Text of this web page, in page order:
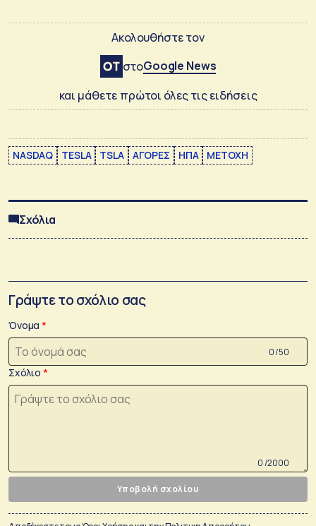
Ακολουθήστε τον
στοGoogle News
και μάθετε πρώτοι όλες τις ειδήσεις
NASDAQ TESLA TSLA ΑΓΟΡΕΣ ΗΠΑ ΜΕΤΟΧΗ
Σχόλια
Γράψτε το σχόλιο σας
Όνομα
0 /50
Σχόλιο
0 /2000
Υποβολή σχολίου